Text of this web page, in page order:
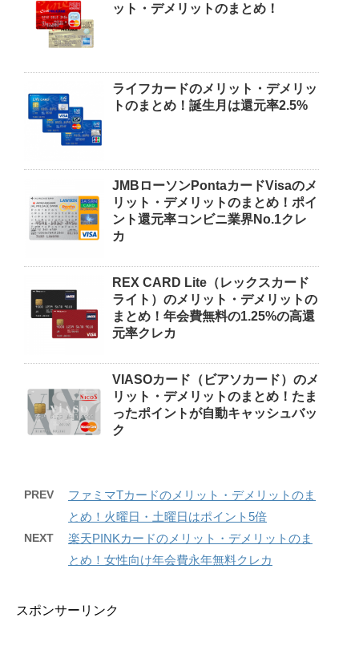
ット・デメリットのまとめ！
ライフカードのメリット・デメリッ
トのまとめ！誕生月は還元率2.5%
JMBローソンPontaカードVisaのメ
リット・デメリットのまとめ！ポイ
ント還元率コンビニ業界No.1クレ
カ
REX CARD Lite（レックスカード
ライト）のメリット・デメリットの
まとめ！年会費無料の1.25%の高還
元率クレカ
VIASOカード（ビアソカード）のメ
リット・デメリットのまとめ！たま
ったポイントが自動キャッシュバッ
ク
PREV
ファミマTカードのメリット・デメリットのま
とめ！火曜日・土曜日はポイント5倍
NEXT
楽天PINKカードのメリット・デメリットのま
とめ！女性向け年会費永年無料クレカ
スポンサーリンク